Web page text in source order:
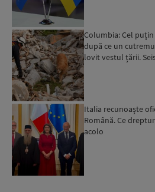
Columbia: Cel
după ce un
lovit vestul țării.
Italia recunoaște
Română. Ce
acolo